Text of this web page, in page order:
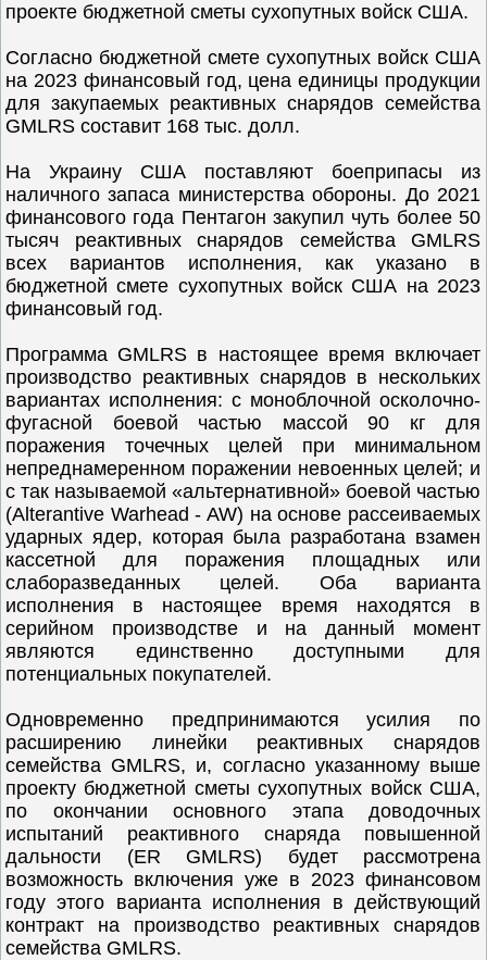
проекте бюджетной сметы сухопутных войск США.
Согласно бюджетной смете сухопутных войск США
на 2023 финансовый год, цена единицы продукции
для закупаемых реактивных снарядов семейства
GMLRS составит 168 тыс. долл.
На Украину США поставляют боеприпасы из
наличного запаса министерства обороны. До 2021
финансового года Пентагон закупил чуть более 50
тысяч реактивных снарядов семейства GMLRS
всех вариантов исполнения, как указано в
бюджетной смете сухопутных войск США на 2023
финансовый год.
Программа GMLRS в настоящее время включает
производство реактивных снарядов в нескольких
вариантах исполнения: с моноблочной осколочно-
фугасной боевой частью массой 90 кг для
поражения точечных целей при минимальном
непреднамеренном поражении невоенных целей; и
с так называемой «альтернативной» боевой частью
(Alterantive Warhead - AW) на основе рассеиваемых
ударных ядер, которая была разработана взамен
кассетной для поражения площадных или
слаборазведанных целей. Оба варианта
исполнения в настоящее время находятся в
серийном производстве и на данный момент
являются единственно доступными для
потенциальных покупателей.
Одновременно предпринимаются усилия по
расширению линейки реактивных снарядов
семейства GMLRS, и, согласно указанному выше
проекту бюджетной сметы сухопутных войск США,
по окончании основного этапа доводочных
испытаний реактивного снаряда повышенной
дальности (ER GMLRS) будет рассмотрена
возможность включения уже в 2023 финансовом
году этого варианта исполнения в действующий
контракт на производство реактивных снарядов
семейства GMLRS.